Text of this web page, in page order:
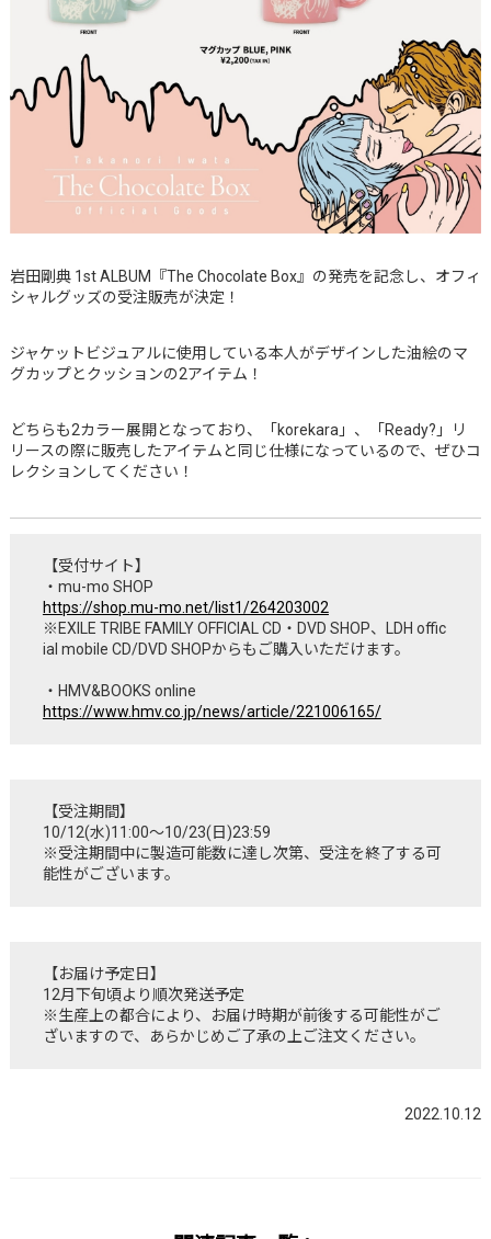
岩田剛典 1st ALBUM『The Chocolate Box』の発売を記念し、オフィ
シャルグッズの受注販売が決定！
ジャケットビジュアルに使用している本人がデザインした油絵のマ
グカップとクッションの2アイテム！
どちらも2カラー展開となっており、「korekara」、「Ready?」リ
リースの際に販売したアイテムと同じ仕様になっているので、ぜひコ
レクションしてください！
【受付サイト】
・mu-mo SHOP
https://shop.mu-mo.net/list1/264203002
※EXILE TRIBE FAMILY OFFICIAL CD・DVD SHOP、LDH offic
ial mobile CD/DVD SHOPからもご購入いただけます。
・HMV&BOOKS online
https://www.hmv.co.jp/news/article/221006165/
【受注期間】
10/12(水)11:00～10/23(日)23:59
※受注期間中に製造可能数に達し次第、受注を終了する可
能性がございます。
【お届け予定日】
12月下旬頃より順次発送予定
※生産上の都合により、お届け時期が前後する可能性がご
ざいますので、あらかじめご了承の上ご注文ください。
2022.10.12